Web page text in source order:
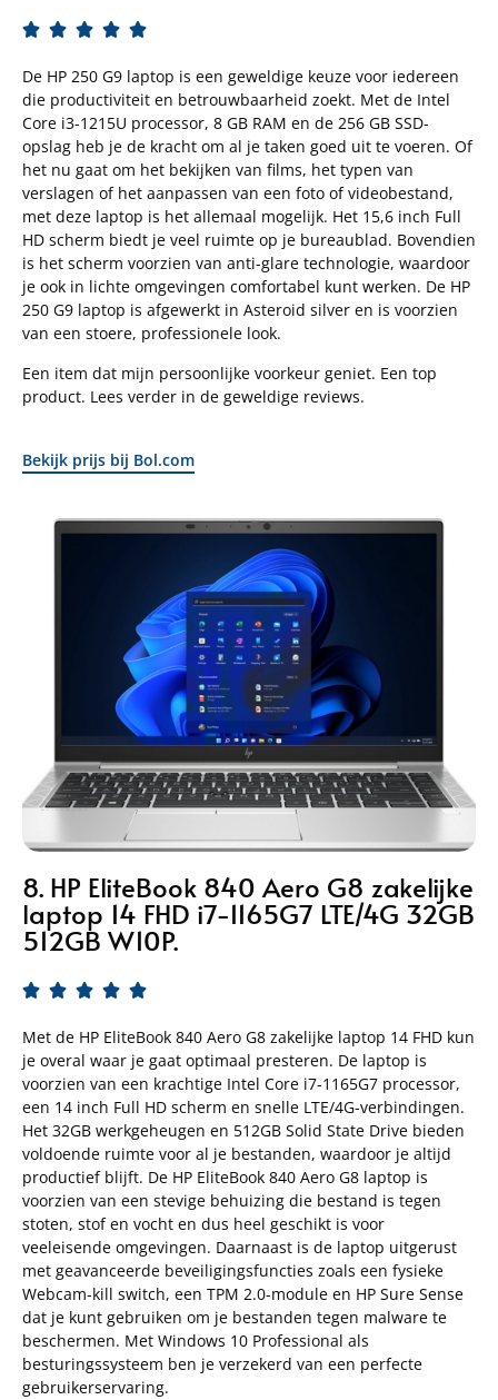
    
De HP 250 G9 laptop is een geweldige keuze voor iedereen
die productiviteit en betrouwbaarheid zoekt. Met de Intel
Core i3-1215U processor, 8 GB RAM en de 256 GB SSD-
opslag heb je de kracht om al je taken goed uit te voeren. Of
het nu gaat om het bekijken van films, het typen van
verslagen of het aanpassen van een foto of videobestand,
met deze laptop is het allemaal mogelijk. Het 15,6 inch Full
HD scherm biedt je veel ruimte op je bureaublad. Bovendien
is het scherm voorzien van anti-glare technologie, waardoor
je ook in lichte omgevingen comfortabel kunt werken. De HP
250 G9 laptop is afgewerkt in Asteroid silver en is voorzien
van een stoere, professionele look.
Een item dat mijn persoonlijke voorkeur geniet. Een top
product. Lees verder in de geweldige reviews.
Bekijk prijs bij Bol.com
8. HP EliteBook 840 Aero G8 zakelijke
laptop 14 FHD i7-1165G7 LTE/4G 32GB
512GB W10P.
    
Met de HP EliteBook 840 Aero G8 zakelijke laptop 14 FHD kun
je overal waar je gaat optimaal presteren. De laptop is
voorzien van een krachtige Intel Core i7-1165G7 processor,
een 14 inch Full HD scherm en snelle LTE/4G-verbindingen.
Het 32GB werkgeheugen en 512GB Solid State Drive bieden
voldoende ruimte voor al je bestanden, waardoor je altijd
productief blijft. De HP EliteBook 840 Aero G8 laptop is
voorzien van een stevige behuizing die bestand is tegen
stoten, stof en vocht en dus heel geschikt is voor
veeleisende omgevingen. Daarnaast is de laptop uitgerust
met geavanceerde beveiligingsfuncties zoals een fysieke
Webcam-kill switch, een TPM 2.0-module en HP Sure Sense
dat je kunt gebruiken om je bestanden tegen malware te
beschermen. Met Windows 10 Professional als
besturingssysteem ben je verzekerd van een perfecte
gebruikerservaring.